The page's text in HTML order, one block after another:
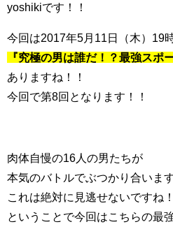
yoshikiです！！
今回は2017年5月11日（木）19
『究極の男は誰だ！？最強スポ
ありますね！！
今回で第8回となります！！
肉体自慢の16人の男たちが
本気のバトルでぶつかり合います
これは絶対に見逃せないですね！
ということで今回はこちらの最